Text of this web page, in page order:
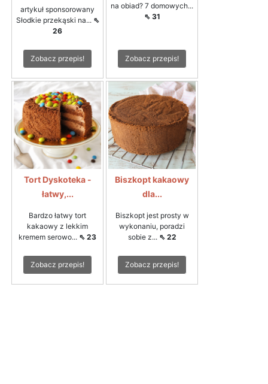
artykuł sponsorowany
Słodkie przekąski na... ⇖
26
Zobacz przepis!
na obiad? 7 domowych...
⇖ 31
Zobacz przepis!
Tort Dyskoteka -
łatwy,...
Bardzo łatwy tort
kakaowy z lekkim
kremem serowo... ⇖ 23
Zobacz przepis!
Biszkopt kakaowy
dla...
Biszkopt jest prosty w
wykonaniu, poradzi
sobie z... ⇖ 22
Zobacz przepis!